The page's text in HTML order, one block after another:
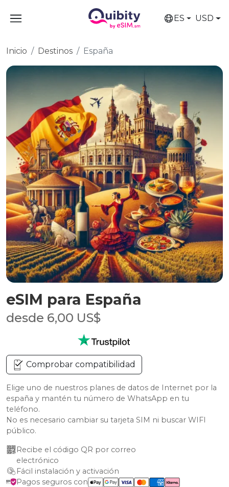
ES USD
Inicio Destinos España
eSIM para España
desde 6,00 US$
Comprobar compatibilidad
Elige uno de nuestros planes de datos de Internet por la
españa y mantén tu número de WhatsApp en tu
teléfono.
No es necesario cambiar su tarjeta SIM ni buscar WIFI
público.
Recibe el código QR por correo
electrónico
Fácil instalación y activación
Pagos seguros con